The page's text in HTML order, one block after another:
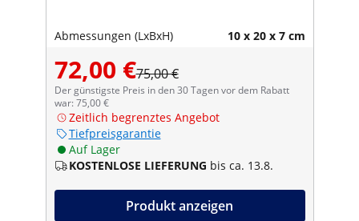
Abmessungen (LxBxH) 10 x 20 x 7 cm
72,00 €75,00 €
Der günstigste Preis in den 30 Tagen vor dem Rabatt
war: 75,00 €
Zeitlich begrenztes Angebot
Tiefpreisgarantie
Auf Lager
KOSTENLOSE LIEFERUNG bis ca. 13.8.
Produkt anzeigen